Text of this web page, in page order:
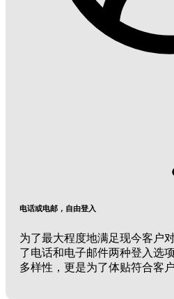
电话或电邮，自由登入
为了最大程度地满足现今客户
了电话和电子邮件两种登入选
多样性，更是为了体贴符合客